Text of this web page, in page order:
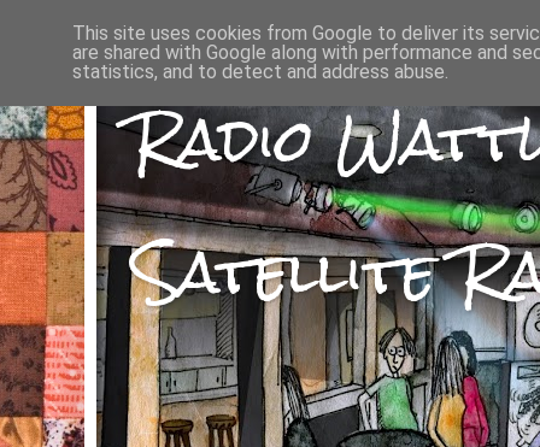
Radio
Satellite
This site uses cookies from Google to deliver its
are shared with Google along with performance and
statistics, and to detect and address abuse.